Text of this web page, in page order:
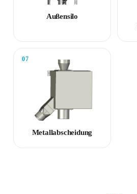
Außensilo
07
Metallabscheidung